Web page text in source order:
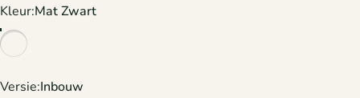
Kleur
Kleur:Mat Zwart
Versie
Versie:Inbouw